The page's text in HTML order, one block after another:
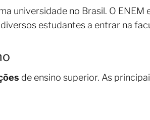
universidade no Brasil. O
estudantes a entrar na
de ensino superior. As